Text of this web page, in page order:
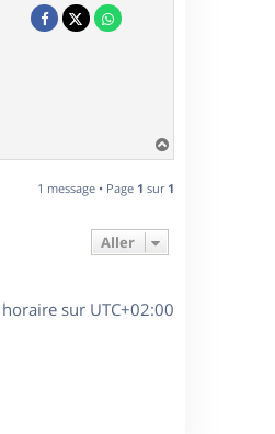
a
t
1 message • Page 1 sur 1
Aller
horaire sur UTC+02:00